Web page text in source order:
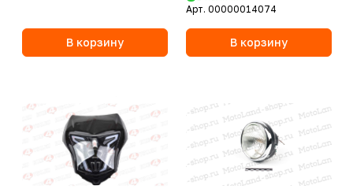
В корзину
Арт. 00000014074
В корзину